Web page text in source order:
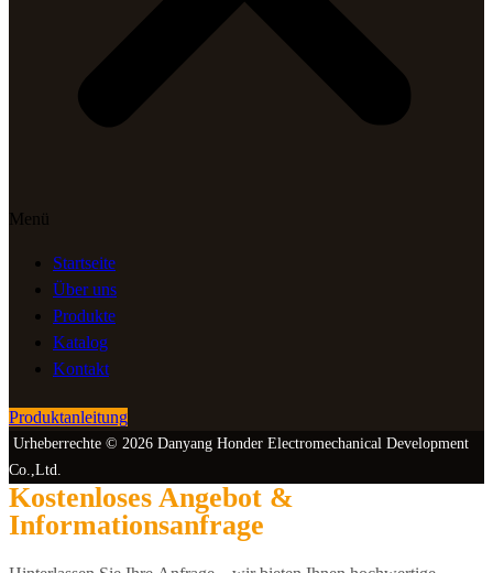
Menü
Startseite
Über uns
Produkte
Katalog
Kontakt
Produktanleitung
Urheberrechte © 2026 Danyang Honder Electromechanical Development
Co.,Ltd.
Kostenloses Angebot &
Informationsanfrage